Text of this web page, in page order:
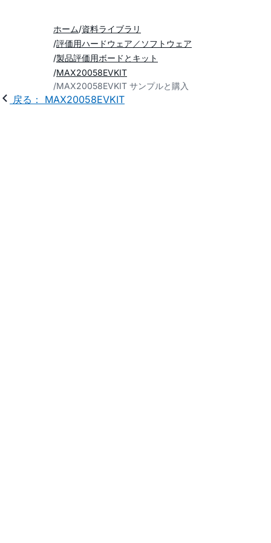
ホーム 資料ライブラリ
評価用ハードウェア／ソフトウェア
製品評価用ボードとキット
MAX20058EVKIT
MAX20058EVKIT サンプルと購入
戻る： MAX20058EVKIT